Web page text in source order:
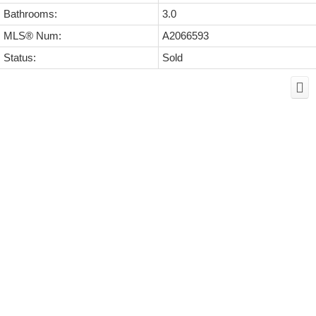
Bathrooms:
3.0
MLS® Num:
A2066593
Status:
Sold